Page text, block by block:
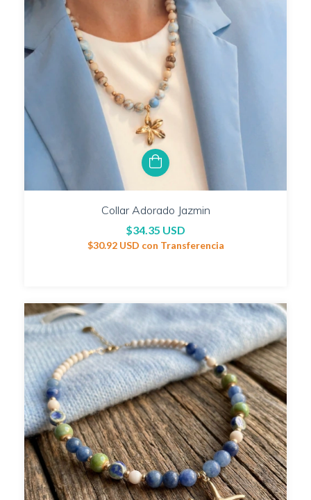
Collar Adorado Jazmin
$34.35 USD
$30.92 USD con Transferencia